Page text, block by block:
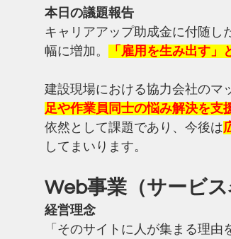
本日の議題報告
キャリアアップ助成金に付随し
幅に増加。
「雇用を生み出す
建設現場における協力会社のマ
足や作業員同士の悩み解決を支
依然として課題であり、今後は
してまいります。
Web事業（サービス
経営理念
「そのサイトに人が集まる理由